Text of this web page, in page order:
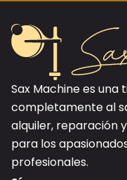
Sax Machine es
completamente al
alquiler, reparación
para los
profesionales.